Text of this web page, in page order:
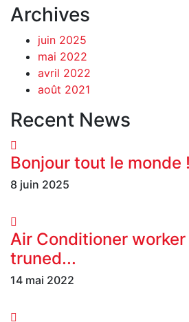
Archives
juin 2025
mai 2022
avril 2022
août 2021
Recent News
Bonjour tout le monde !
8 juin 2025
Air Conditioner
truned...
14 mai 2022